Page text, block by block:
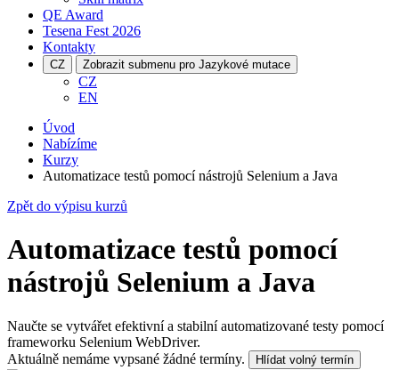
QE Award
Tesena Fest 2026
Kontakty
CZ Zobrazit submenu pro Jazykové mutace
CZ
EN
Úvod
Nabízíme
Kurzy
Automatizace testů pomocí nástrojů Selenium a Java
Zpět do výpisu kurzů
Automatizace testů pomocí
nástrojů Selenium a Java
Naučte se vytvářet efektivní a stabilní automatizované testy pomocí
frameworku Selenium WebDriver.
Aktuálně nemáme vypsané žádné termíny.
Hlídat volný termín